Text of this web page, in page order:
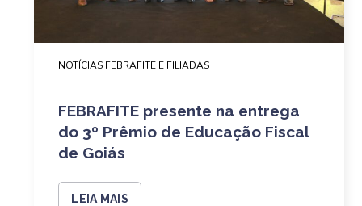
NOTÍCIAS FEBRAFITE E FILIADAS
FEBRAFITE presente na entrega
do 3º Prêmio de Educação Fiscal
de Goiás
LEIA MAIS